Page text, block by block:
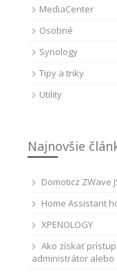
MediaCenter
Osobné
Synology
Tipy a triky
Utility
Najnovšie
Domoticz ZWave
Home Assistant
XPENOLOGY
Ako získať prístup
administrátor alebo